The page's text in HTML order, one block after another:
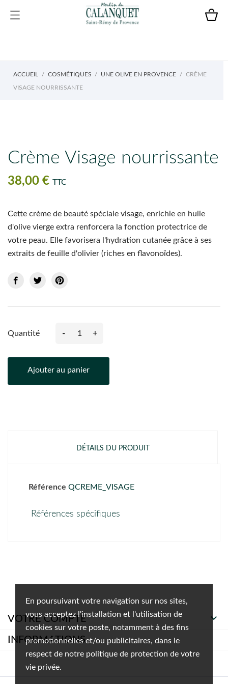
En poursuivant votre navigation sur nos sites,
vous acceptez l'installation et l'utilisation de
cookies sur votre poste, notamment à des fins
promotionnelles et/ou publicitaires, dans le
respect de notre politique de protection de votre
vie privée.
ACCUEIL COSMÉTIQUES UNE OLIVE EN PROVENCE CRÈME
VISAGE NOURRISSANTE
Crème Visage nourrissante
38,00 € TTC
Cette crème de beauté spéciale visage, enrichie en huile
d'olive vierge extra renforcera la fonction protectrice de
votre peau. Elle favorisera l'hydration cutanée grâce à ses
extraits de feuille d'olivier (riches en flavonoïdes).
Quantité - +
Ajouter au panier
DÉTAILS DU PRODUIT
Référence QCREME_VISAGE
Références spécifiques
VOTRE COMPTE 
INFORMATIONS